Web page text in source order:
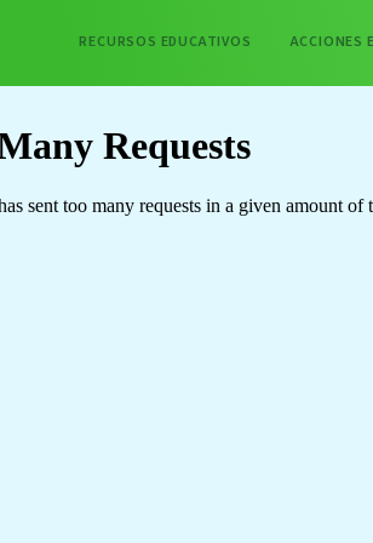
RECURSOS EDUCATIVOS ACCIONES